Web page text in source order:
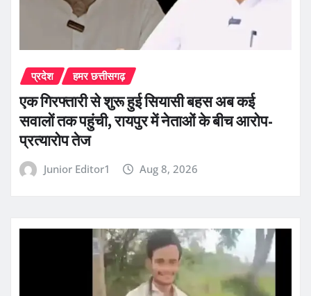
प्रदेश हमर छत्तीसगढ़
एक गिरफ्तारी से शुरू हुई सियासी बहस अब कई
सवालों तक पहुंची, रायपुर में नेताओं के बीच आरोप-
प्रत्यारोप तेज
Junior Editor1 Aug 8, 2026